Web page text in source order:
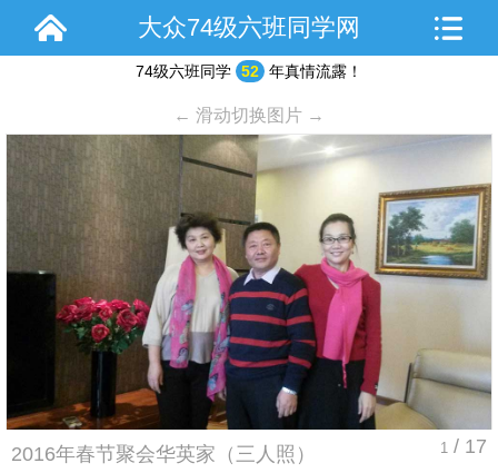
大众74级六班同学网
74级六班同学 52 年真情流露！
← 滑动切换图片 →
1 / 17
2016年春节聚会华英家（三人照）